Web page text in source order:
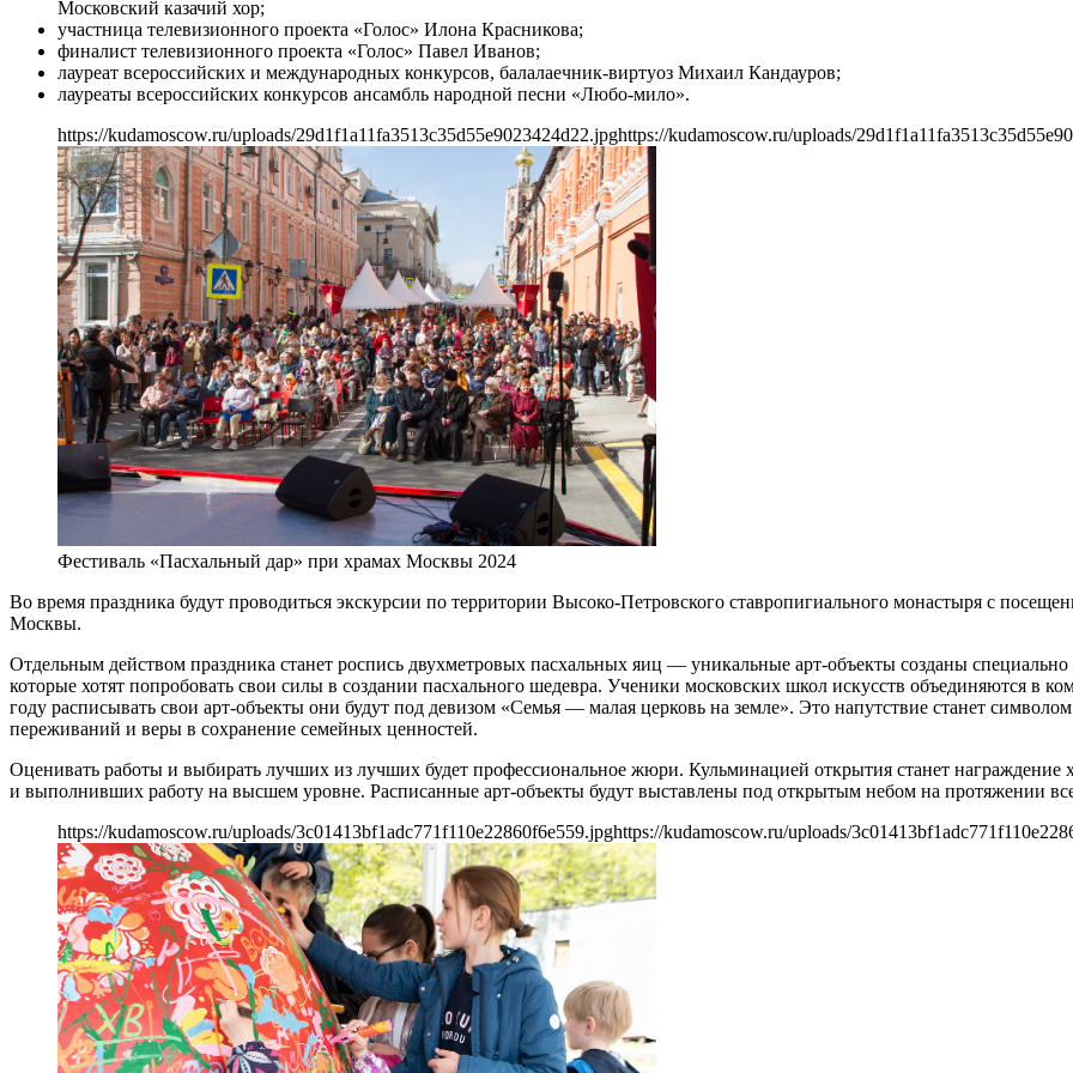
Московский казачий хор;
участница телевизионного проекта «Голос» Илона Красникова;
финалист телевизионного проекта «Голос» Павел Иванов;
лауреат всероссийских и международных конкурсов, балалаечник-виртуоз Михаил Кандауров;
лауреаты всероссийских конкурсов ансамбль народной песни «Любо-мило».
https://kudamoscow.ru/uploads/29d1f1a11fa3513c35d55e9023424d22.jpghttps://kudamoscow.ru/uploads/
Фестиваль «Пасхальный дар» при храмах Москвы 2024
Во время праздника будут проводиться экскурсии по территории Высоко-Петровского ставропигиального монастыря с
Москвы.
Отдельным действом праздника станет роспись двухметровых пасхальных яиц — уникальные арт-объекты созданы
которые хотят попробовать свои силы в создании пасхального шедевра. Ученики московских школ искусств объединяются в
году расписывать свои арт-объекты они будут под девизом «Семья — малая церковь на земле». Это напутствие станет
переживаний и веры в сохранение семейных ценностей.
Оценивать работы и выбирать лучших из лучших будет профессиональное жюри. Кульминацией открытия станет
и выполнивших работу на высшем уровне. Расписанные арт-объекты будут выставлены под открытым небом на протяжении
https://kudamoscow.ru/uploads/3c01413bf1adc771f110e22860f6e559.jpghttps://kudamoscow.ru/uploads/